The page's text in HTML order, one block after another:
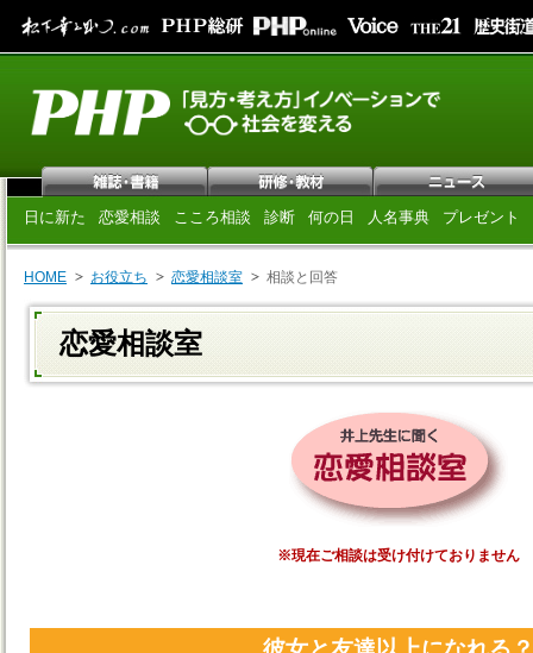
日に新た 恋愛相談 こころ相談 診断 何の日 人名事典 プレゼント
HOME お役立ち 恋愛相談室 相談と回答
恋愛相談室
※現在ご相談は受け付けておりません